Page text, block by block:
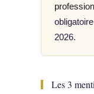
2026.
Les 3